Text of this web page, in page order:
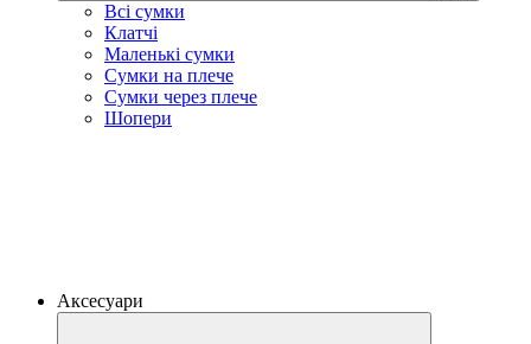
Всі сумки
Клатчі
Маленькі сумки
Сумки на плече
Сумки через плече
Шопери
Аксесуари